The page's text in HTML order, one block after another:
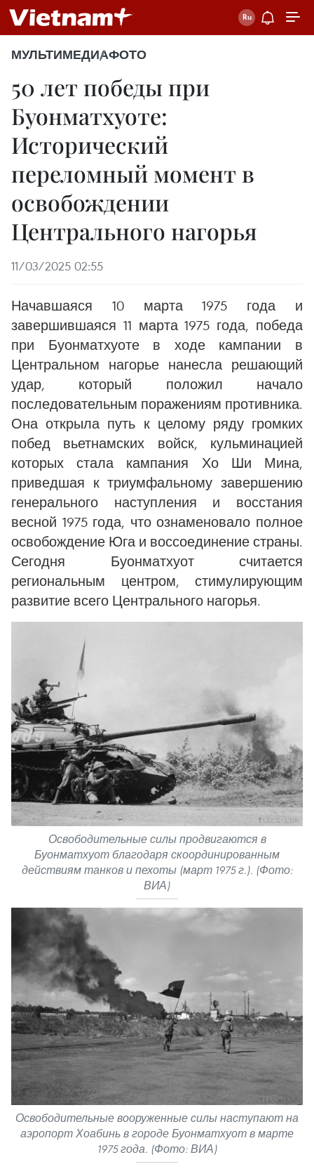
МУЛЬТИМЕДИАФОТО
50 лет победы при
Буонматхуоте:
Исторический
переломный момент в
освобождении
Центрального нагорья
11/03/2025 02:55
Начавшаяся 10 марта 1975 года и
завершившаяся 11 марта 1975 года, победа
при Буонматхуоте в ходе кампании в
Центральном нагорье нанесла решающий
удар, который положил начало
последовательным поражениям противника.
Она открыла путь к целому ряду громких
побед вьетнамских войск, кульминацией
которых стала кампания Хо Ши Мина,
приведшая к триумфальному завершению
генерального наступления и восстания
весной 1975 года, что ознаменовало полное
освобождение Юга и воссоединение страны.
Сегодня Буонматхуот считается
региональным центром, стимулирующим
развитие всего Центрального нагорья.
Освободительные силы продвигаются в
Буонматхуот благодаря скоординированным
действиям танков и пехоты (март 1975 г.). (Фото:
ВИА)
Освободительные вооруженные силы наступают на
аэропорт Хоабинь в городе Буонматхуот в марте
1975 года. (Фото: ВИА)